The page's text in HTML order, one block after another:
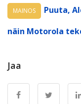
MAINOS
Puuta,
näin Motorola
Jaa